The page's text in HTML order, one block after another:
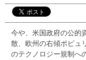
今や、米国政府の公的
散、欧州の右傾ポピュ
のテクノロジー規制へ